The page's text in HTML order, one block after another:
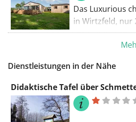
kostenfreien
einer
einer Terrasse.
Das Luxurious
in Wirtzfeld, nur
Rennstrecke
entfernt.
Dienstleistungen in der Nähe